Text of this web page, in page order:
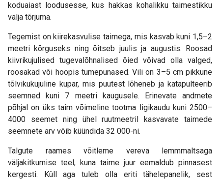
koduaiast loodusesse, kus hakkas kohalikku taimestikku
välja tõrjuma.
Tegemist on kiirekasvulise taimega, mis kasvab kuni 1,5–2
meetri kõrguseks ning õitseb juulis ja augustis. Roosad
kiivrikujulised tugevalõhnalised õied võivad olla valged,
roosakad või hoopis tumepunased. Vili on 3–5 cm pikkune
tõlvikukujuline kupar, mis puutest lõheneb ja katapulteerib
seemned kuni 7 meetri kaugusele. Erinevate andmete
põhjal on üks taim võimeline tootma ligikaudu kuni 2500–
4000 seemet ning ühel ruutmeetril kasvavate taimede
seemnete arv võib küündida 32 000-ni.
Talgute raames võitleme vereva lemmmaltsaga
väljakitkumise teel, kuna taime juur eemaldub pinnasest
kergesti. Küll aga tuleb olla eriti tähelepanelik, sest